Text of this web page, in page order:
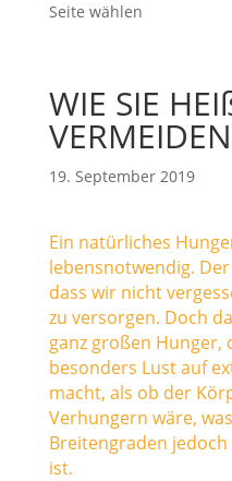
Seite wählen
WIE SIE
VERMEIDEN
19. September 2019
Ein natürliches
lebensnotwendig.
dass wir nicht
zu versorgen. Doch
ganz großen Hunger,
besonders Lust auf
macht, als ob der
Verhungern wäre,
Breitengraden
ist.